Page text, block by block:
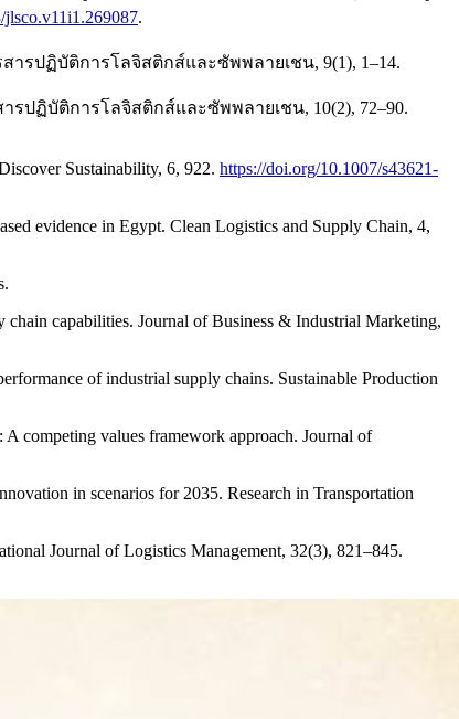
jlsco.v11i1.269087.
รปฏิบัติการโลจิสติกส์และซัพพลายเชน, 9(1), 1–14.
ปฏิบัติการโลจิสติกส์และซัพพลายเชน, 10(2), 72–90.
Sustainability, 6, 922. https://doi.org/10.1007/s43621-
evidence in Egypt. Clean Logistics and Supply Chain, 4,
capabilities. Journal of Business & Industrial Marketing,
of industrial supply chains. Sustainable Production
competing values framework approach. Journal of
in scenarios for 2035. Research in Transportation
Journal of Logistics Management, 32(3), 821–845.